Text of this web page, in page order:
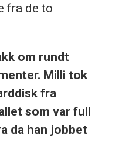
fra de to
om rundt
Milli tok
fra
som var full
da han jobbet